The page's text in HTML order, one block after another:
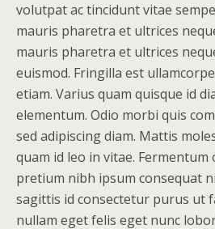
volutpat ac tincidunt vitae
mauris pharetra et ultrices
mauris pharetra et ultrices
euismod. Fringilla est
etiam. Varius quam quisque id
elementum. Odio morbi quis
sed adipiscing diam. Mattis
quam id leo in vitae.
pretium nibh ipsum consequat
sagittis id consectetur purus ut
nullam eget felis eget nunc